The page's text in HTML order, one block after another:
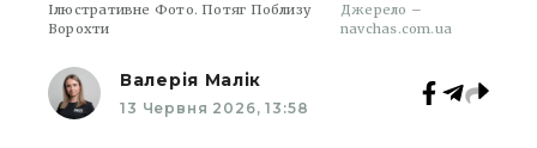
Ілюстративне Фото. Потяг Поблизу
Ворохти
Джерело –
navchas.com.ua
Валерія Малік
13 Червня 2026, 13:58